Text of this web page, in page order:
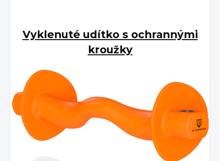
Vyklenuté udítko s ochrannými
kroužky